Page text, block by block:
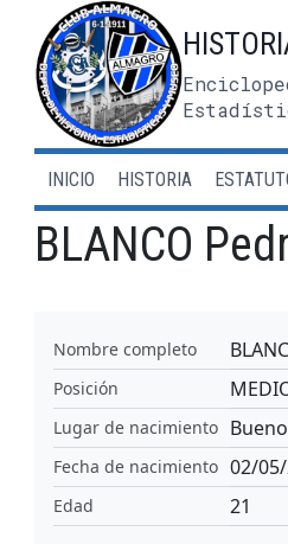
contenido
INICIO HISTORIA
BLANCO
Nombre completo
Posición
Lugar de nacimiento
Fecha de nacimiento 02/
Edad 21